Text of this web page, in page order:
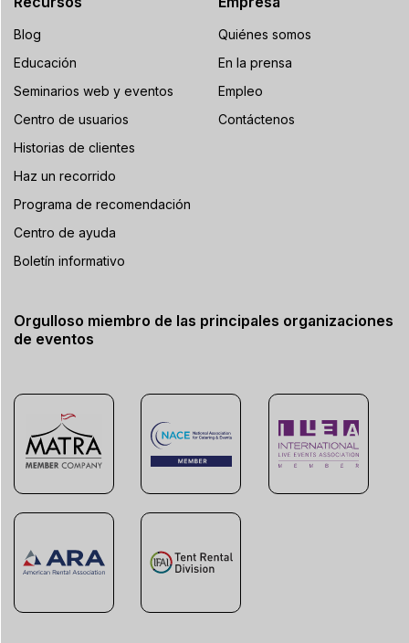
Blog
Educación
Seminarios web y eventos
Centro de usuarios
Historias de clientes
Haz un recorrido
Programa de recomendación
Centro de ayuda
Boletín informativo
Quiénes somos
En la prensa
Empleo
Contáctenos
Orgulloso miembro de las principales organizaciones
de eventos